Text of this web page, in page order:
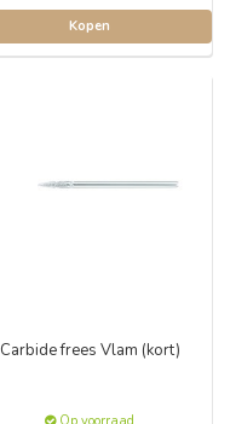
Kopen
Carbide frees Vlam (kort)